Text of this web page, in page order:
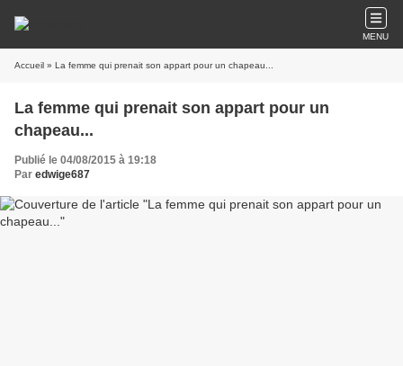
MENU
Accueil » La femme qui prenait son appart pour un chapeau...
La femme qui prenait son appart pour un
chapeau...
Publié le 04/08/2015 à 19:18
Par edwige687